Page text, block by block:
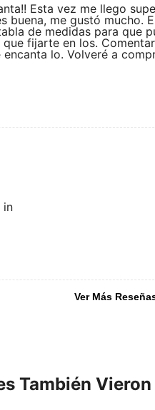
Esta vez me llego
buena, me gustó mucho.
de medidas para que
fijarte en los.
lo. Volveré a
in
Ver Más
También Vieron